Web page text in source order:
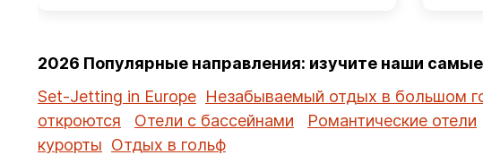
2026 Популярные направления: изучите наши
Set-Jetting in Europe Незабываемый отдых в большом
откроются
Отели с бассейнами Романтические отели
курорты Отдых в гольф